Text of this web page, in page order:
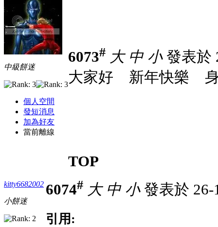
中級餅迷
個人空間
發短消息
加為好友
當前離線
6073# 大 中 小發表於
大家好
新年快樂
TOP
kitty6682002
小餅迷
6074# 大 中 小發表於 26-
引用: